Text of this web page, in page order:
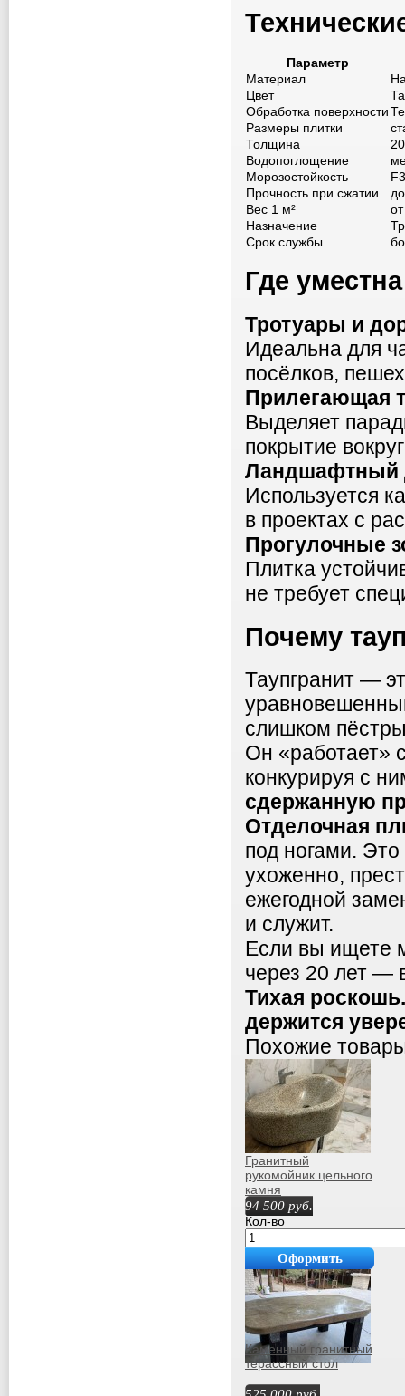
Параметр
Материал
Цвет
Обработка поверхности
Размеры плитки
Толщина
Водопоглощение
Морозостойкость
Прочность при сжатии
Вес 1 м²
Назначение
Срок службы
Где
Тротуары и
Идеальна для
посёлков,
Прилегающая
Выделяет
покрытие
Ландшафтный
Используется
в проектах с
Прогулочные
Плитка
не требует
Почему
Таупгранит —
слишком
Он «работает»
конкурируя с
сдержанную
Отделочная
под ногами. Это
ухоженно,
ежегодной
и служит.
Если вы ищете
через 20 лет —
Тихая
держится
Похожие
Гранитный
рукомойник цельного
камня
94 500 руб.
Кол-во
Оформить
покупку
Каменный гранитный
терассный стол